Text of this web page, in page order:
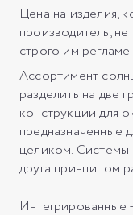
Цена на изделия,
производитель,
строго им
Ассортимент
разделить на две
конструкции для
предназначенные
целиком. Системы
друга принципом